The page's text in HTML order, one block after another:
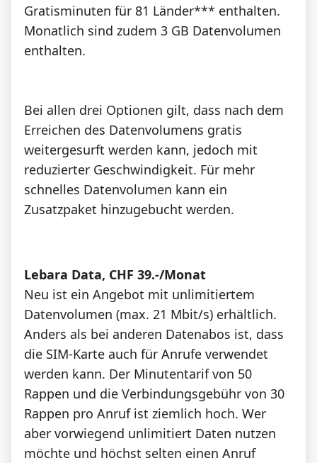
Gratisminuten für 81 Länder*** enthalten.
Monatlich sind zudem 3 GB Datenvolumen
enthalten.
Bei allen drei Optionen gilt, dass nach dem
Erreichen des Datenvolumens gratis
weitergesurft werden kann, jedoch mit
reduzierter Geschwindigkeit. Für mehr
schnelles Datenvolumen kann ein
Zusatzpaket hinzugebucht werden.
Lebara Data, CHF 39.-/Monat
Neu ist ein Angebot mit unlimitiertem
Datenvolumen (max. 21 Mbit/s) erhältlich.
Anders als bei anderen Datenabos ist, dass
die SIM-Karte auch für Anrufe verwendet
werden kann. Der Minutentarif von 50
Rappen und die Verbindungsgebühr von 30
Rappen pro Anruf ist ziemlich hoch. Wer
aber vorwiegend unlimitiert Daten nutzen
möchte und höchst selten einen Anruf